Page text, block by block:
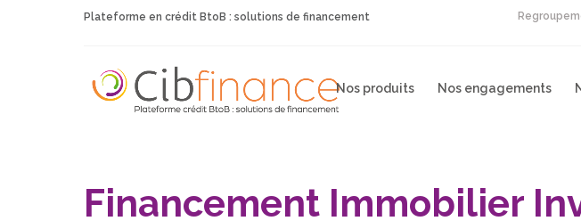
Plateforme en crédit BtoB : solutions de financement
Nos produits Nos engagements
Financement Immobilier